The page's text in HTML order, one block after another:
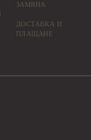
ЗАМЯНА
ДОСТАВКА И
ПЛАЩАНЕ